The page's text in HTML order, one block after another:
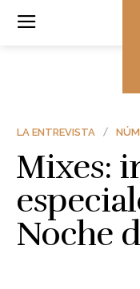
LA ENTREVISTA
Mixes:
Noche